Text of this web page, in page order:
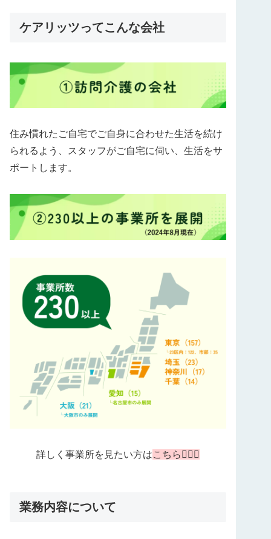
ケアリッツってこんな会社
住み慣れたご自宅でご自身に合わせた生活を続け
られるよう、スタッフがご自宅に伺い、生活をサ
ポートします。
詳しく事業所を見たい方はこちら💁🏻‍♀️
業務内容について